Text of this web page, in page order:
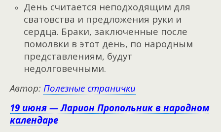
День считается неподходящим для
сватовства и предложения руки и
сердца. Браки, заключенные после
помолвки в этот день, по народным
представлениям, будут
недолговечными.
Автор: Полезные странички
19 июня — Ларион Пропольник в народном
календаре